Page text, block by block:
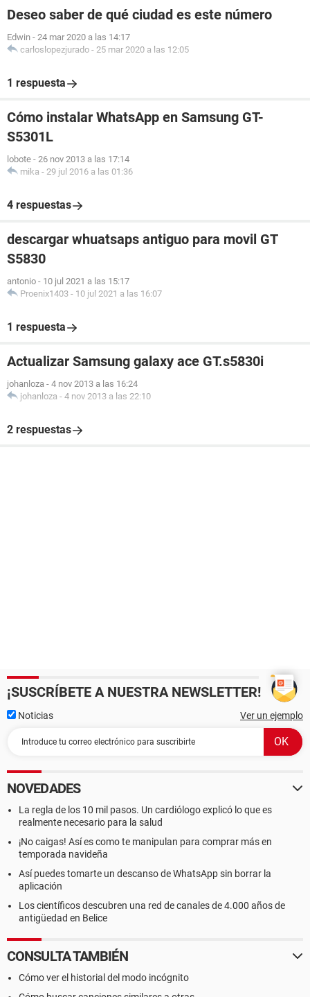
Deseo saber de qué ciudad es este número
Edwin - 24 mar 2020 a las 14:17
carloslopezjurado - 25 mar 2020 a las 12:05
1 respuesta
Cómo instalar WhatsApp en Samsung GT-
S5301L
lobote - 26 nov 2013 a las 17:14
mika - 29 jul 2016 a las 01:36
4 respuestas
descargar whuatsaps antiguo para movil GT
S5830
antonio - 10 jul 2021 a las 15:17
Proenix1403 - 10 jul 2021 a las 16:07
1 respuesta
Actualizar Samsung galaxy ace GT.s5830i
johanloza - 4 nov 2013 a las 16:24
johanloza - 4 nov 2013 a las 22:10
2 respuestas
¡SUSCRÍBETE A NUESTRA NEWSLETTER!
Noticias Ver un ejemplo
NOVEDADES
La regla de los 10 mil pasos. Un cardiólogo explicó lo que es
realmente necesario para la salud
¡No caigas! Así es como te manipulan para comprar más en
temporada navideña
Así puedes tomarte un descanso de WhatsApp sin borrar la
aplicación
Los científicos descubren una red de canales de 4.000 años de
antigüedad en Belice
CONSULTA TAMBIÉN
Cómo ver el historial del modo incógnito